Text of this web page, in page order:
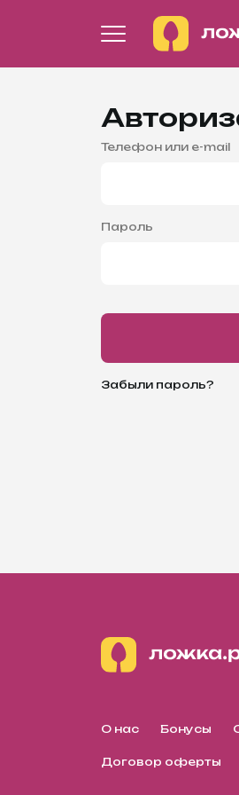
Телефон или e-mail
Пароль
Забыли пароль?
О нас Бонусы
Договор оферты